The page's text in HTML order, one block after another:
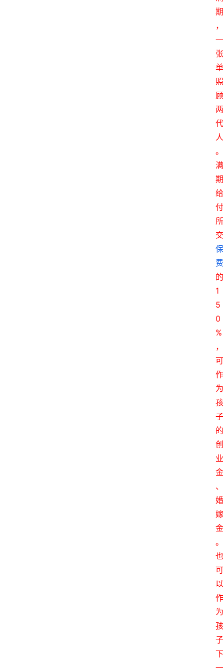
期
，
一
张
单
照
顾
两
代
人
。
满
期
给
付
所
交
保
费
的
1
5
0
%
，
可
作
为
孩
子
的
创
业
金
、
婚
嫁
金
。
也
可
以
作
为
孩
子
下
一